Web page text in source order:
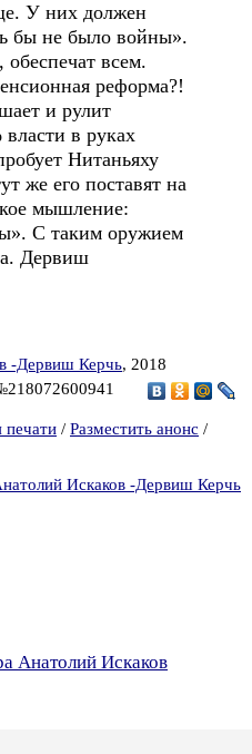
У них должен
бы не было войны».
всем.
реформа?!
и рулит
власти в руках
Нитаньяху
же его поставят на
мышление:
С таким оружием
Дервиш
-Дервиш Керчь, 2018
печати / Разместить анонс /
Искаков -Дервиш Керчь
Анатолий Искаков